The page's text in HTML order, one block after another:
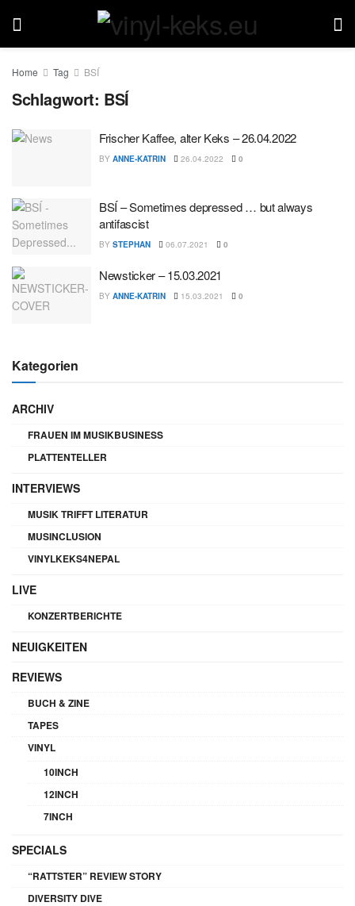
Home Tag BSÍ
Schlagwort: BSÍ
Frischer Kaffee, alter Keks – 26.04.2022
BY ANNE-KATRIN 26.04.2022 0
BSÍ – Sometimes depressed … but always
antifascist
BY STEPHAN 06.07.2021 0
Newsticker – 15.03.2021
BY ANNE-KATRIN 15.03.2021 0
Kategorien
ARCHIV
FRAUEN IM MUSIKBUSINESS
PLATTENTELLER
INTERVIEWS
MUSIK TRIFFT LITERATUR
MUSINCLUSION
VINYLKEKS4NEPAL
LIVE
KONZERTBERICHTE
NEUIGKEITEN
REVIEWS
BUCH & ZINE
TAPES
VINYL
10INCH
12INCH
7INCH
SPECIALS
“RATTSTER” REVIEW STORY
DIVERSITY DIVE